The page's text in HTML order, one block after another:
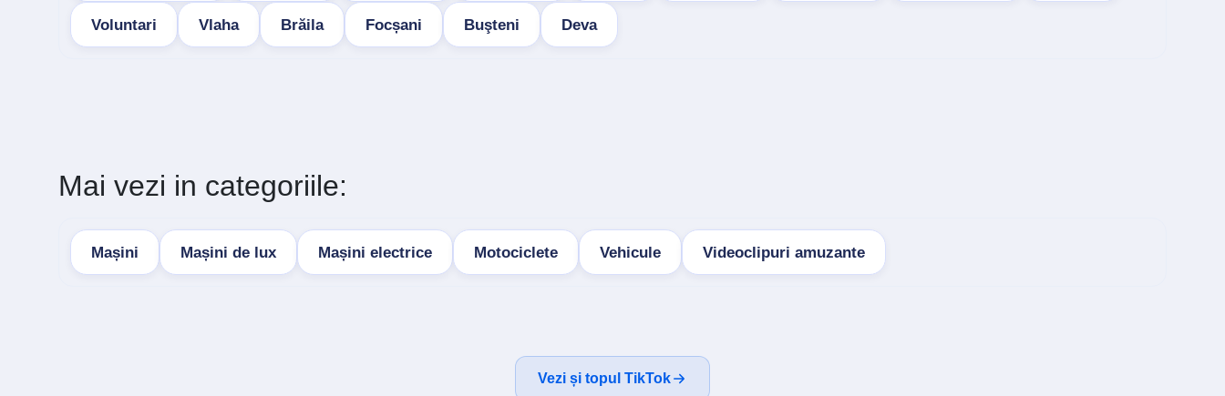
Voluntari Vlaha Brăila Focșani Buşteni Deva
Mai vezi in categoriile:
Mașini Mașini de lux Mașini electrice Motociclete Vehicule Videoclipuri amuzante
Vezi și topul TikTok